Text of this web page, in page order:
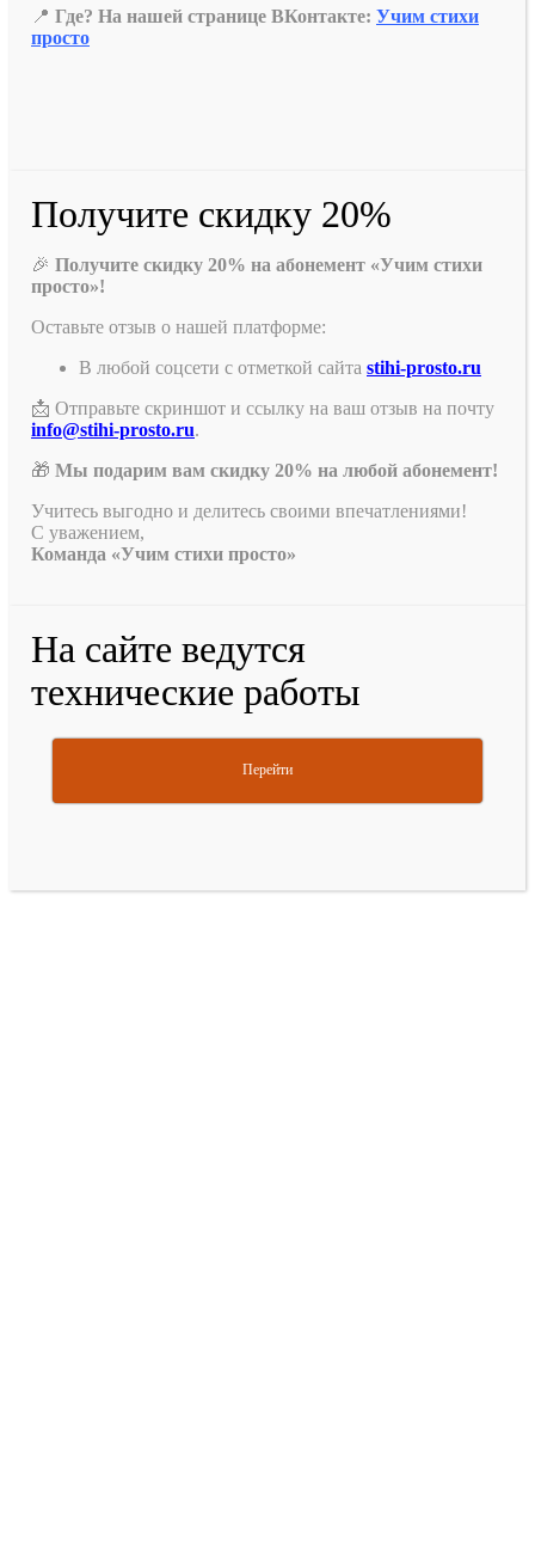
📍 Где? На нашей странице ВКонтакте: Учим стихи
просто
Получите скидку 20%
🎉 Получите скидку 20% на абонемент «Учим стихи
просто»!
Оставьте отзыв о нашей платформе:
В любой соцсети с отметкой сайта stihi-prosto.ru
📩 Отправьте скриншот и ссылку на ваш отзыв на почту
info@stihi-prosto.ru.
🎁 Мы подарим вам скидку 20% на любой абонемент!
Учитесь выгодно и делитесь своими впечатлениями!
С уважением,
Команда «Учим стихи просто»
На сайте ведутся
технические работы
Перейти